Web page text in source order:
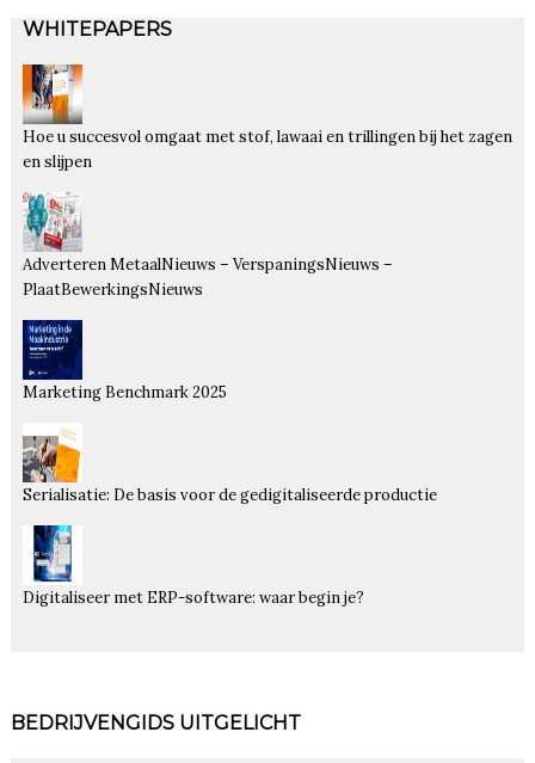
WHITEPAPERS
Hoe u succesvol omgaat met stof, lawaai en trillingen bij het zagen
en slijpen
Adverteren MetaalNieuws – VerspaningsNieuws –
PlaatBewerkingsNieuws
Marketing Benchmark 2025
Serialisatie: De basis voor de gedigitaliseerde productie
Digitaliseer met ERP-software: waar begin je?
BEDRIJVENGIDS UITGELICHT